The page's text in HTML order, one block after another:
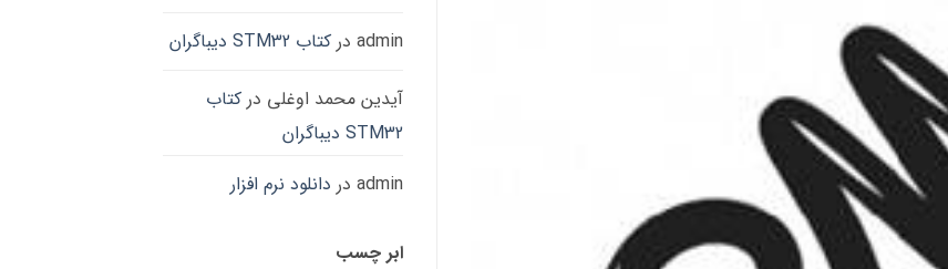
admin درکتاب STM32 دیباگران
آیدین محمد اوغلی درکتاب
STM32 دیباگران
admin در دانلود نرم افزار
ابر چسب